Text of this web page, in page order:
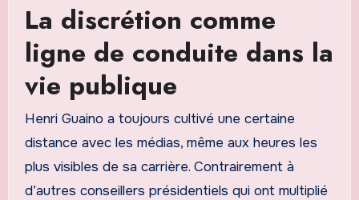
La discrétion comme
ligne de conduite dans la
vie publique
Henri Guaino a toujours cultivé une certaine
distance avec les médias, même aux heures les
plus visibles de sa carrière. Contrairement à
d’autres conseillers présidentiels qui ont multiplié